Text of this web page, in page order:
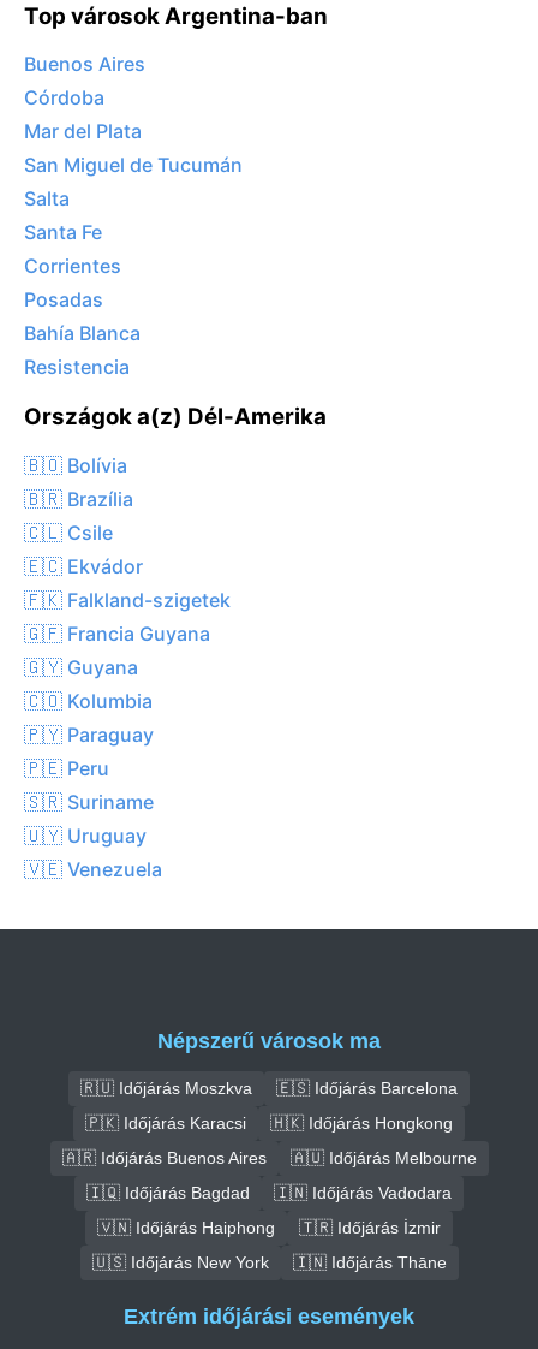
Top városok Argentina-ban
Buenos Aires
Córdoba
Mar del Plata
San Miguel de Tucumán
Salta
Santa Fe
Corrientes
Posadas
Bahía Blanca
Resistencia
Országok a(z) Dél-Amerika
🇧🇴 Bolívia
🇧🇷 Brazília
🇨🇱 Csile
🇪🇨 Ekvádor
🇫🇰 Falkland-szigetek
🇬🇫 Francia Guyana
🇬🇾 Guyana
🇨🇴 Kolumbia
🇵🇾 Paraguay
🇵🇪 Peru
🇸🇷 Suriname
🇺🇾 Uruguay
🇻🇪 Venezuela
Népszerű városok ma
🇷🇺 Időjárás Moszkva
🇪🇸 Időjárás Barcelona
🇵🇰 Időjárás Karacsi
🇭🇰 Időjárás Hongkong
🇦🇷 Időjárás Buenos Aires
🇦🇺 Időjárás Melbourne
🇮🇶 Időjárás Bagdad
🇮🇳 Időjárás Vadodara
🇻🇳 Időjárás Haiphong
🇹🇷 Időjárás İzmir
🇺🇸 Időjárás New York
🇮🇳 Időjárás Thāne
Extrém időjárási események